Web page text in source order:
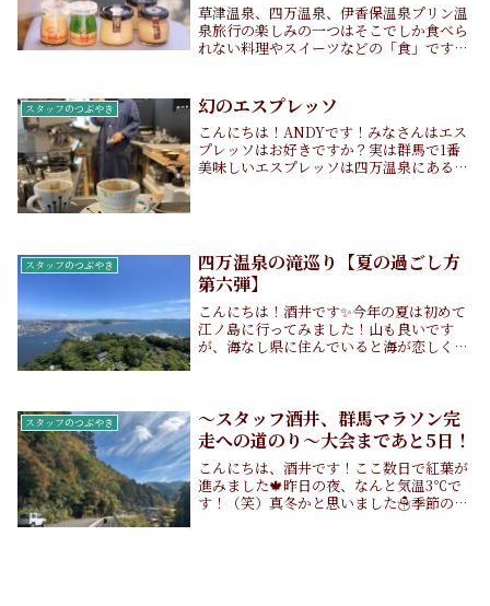
草津温泉、四万温泉、伊香保温泉プリン温
泉旅行の楽しみの一つはそこでしか食べら
れない料理やスイーツなどの「食」です
る、四万温泉、伊香保温泉、草津温泉のご
当地プリンを一...
スタッフのつぶやき 幻のエスプレッソ
こんにちは！ANDYです！みなさんはエス
プレッソはお好きですか？実は群馬で1番
美味しいエスプレッソは四万温泉にあるっ
スタッフのつぶやき
四万温泉の滝巡り【夏の過ごし方
第六弾】
こんにちは！酒井です✨今年の夏は初めて
江ノ島に行ってみました！山も良いです
が、海なし県に住んでいると海が恋しくな
いと思いま...
スタッフのつぶやき
〜スタッフ酒井、群馬マラソン完
走への道のり〜大会まであと5日！
こんにちは、酒井です！ここ数日で紅葉が
進みました🍁昨日の夜、なんと気温3℃で
す！（笑）真冬かと思いました☃️季節の変